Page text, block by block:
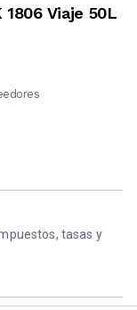
Viaje 50L
tasas y